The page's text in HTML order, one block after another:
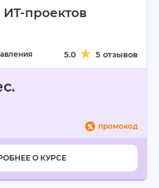
ИТ-проектов
5.0 5 отзывов
промокод
О КУРСЕ